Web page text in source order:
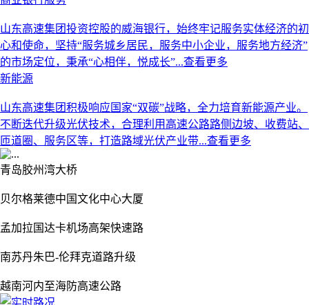
山东高速集团投资控股的威海银行，始终牢记服务实体经济的初
心和使命，坚持“服务城乡居民，服务中小企业，服务地方经济”
的市场定位，秉承“心相伴，悦成长”...查看更多
新能源
山东高速集团积极响应国家“双碳”战略，全力培育新能源产业。
不断迭代升级光伏技术，合理利用高速公路路侧边坡、收费站、
匝道圈、服务区等，打造路域光伏产业带...查看更多
Previous
Next
青岛胶州湾大桥
贝尔格莱德中国文化中心大厦
孟加拉国达卡机场高架快速路
南苏丹朱巴-伦拜克道路升级
越南河内至海防高速公路
Previous
Next